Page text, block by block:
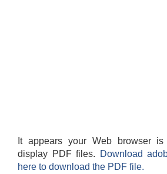
It appears your Web browser
display PDF files.
Download
here to download the PDF file.